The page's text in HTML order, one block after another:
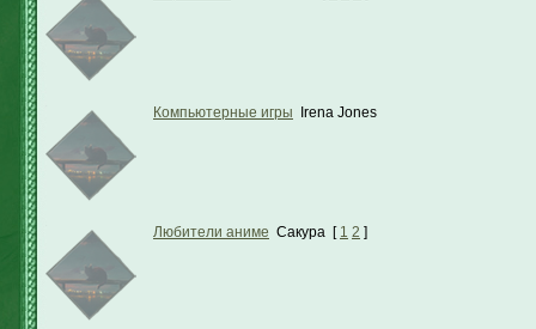
Компьютерные игры Irena Jones
Любители аниме Сакура [ 1 2 ]